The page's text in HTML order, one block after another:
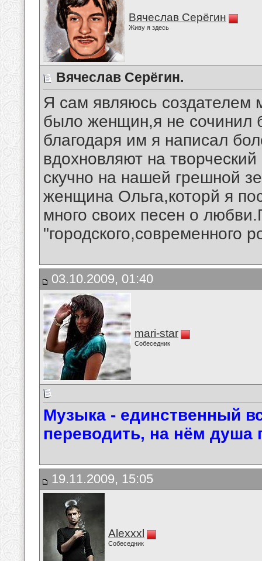
Вячеслав Серёгин
Живу я здесь
Вячеслав Серёгин.
Я сам являюсь создателем
было женщин,я не сочинил
благодаря им я написал
вдохновляют на
скучно на нашей грешной
женщина Ольга,которй я
много своих песен о
"городского,современного
03.10.2009, 01:40
mari-star
Собеседник
Музыка - единственный
переводить, на нём душа
19.11.2009, 15:05
Alexxxl
Собеседник